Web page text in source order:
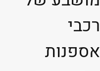
רכבי
אספנות